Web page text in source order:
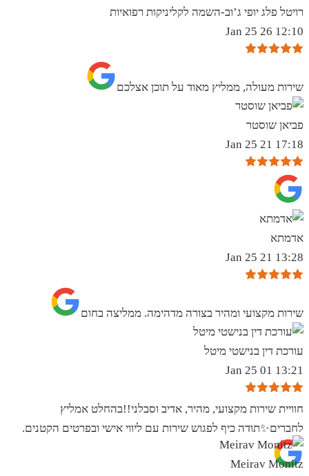
רויטל פלג יופי ג’וב-השמה לקליניקות רפואיות
12:10 26 Jan 25
שירות מעולה, ממליץ מאוד על תוכן אצלכם
פביאן שוסטר
17:18 21 Jan 25
אדמתא
13:28 21 Jan 25
שירות מקצועי ומהיר בצורה מדהימה. ממליצה בחום
עורכת דין בנישטי מיטל
13:21 01 Jan 25
חוויית שירות מקצועי, מהיר, אדיב וסבלני!!בהחלט אמליץ
לחברים✨️תודה כיף לפגוש שירות עם ליווי אישי ובפרטים הקטנים.
Meirav Monitz